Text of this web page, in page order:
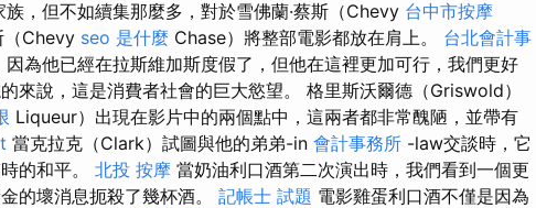
族，但不如續集那麼多，對於雪佛蘭·蔡斯（Chevy 台中市按摩
（Chevy seo 是什麼 Chase）將整部電影都放在肩上。 台北會計事
為他已經在拉斯維加斯度假了，但他在這裡更加可行，我們更好
來說，這是消費者社會的巨大慾望。 格里斯沃爾德（Griswold）
Liqueur）出現在影片中的兩個點中，這兩者都非常醜陋，並帶有
當克拉克（Clark）試圖與他的弟弟-in 會計事務所 -law交談時，它
的和平。 北投 按摩 當奶油利口酒第二次演出時，我們看到一個更
的壞消息扼殺了幾杯酒。 記帳士 試題 電影雞蛋利口酒不僅是因為